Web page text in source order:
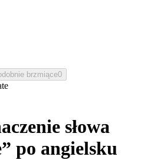
brzmiące0
słowa
po angielsku